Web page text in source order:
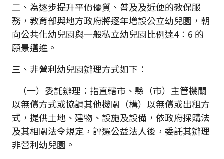
二、為逐步提升平價優質、普及及近便的教保服
務，教育部與地方政府將逐年增設公立幼兒園，朝
向公共化幼兒園與一般私立幼兒園比例達4︰6 的
願景邁進。
三、非營利幼兒園辦理方式如下：
（一）委託辦理：指直轄市、縣（市）主管機關
以無償方式或協調其他機關（構）以無償或出租方
式，提供土地、建物、設施及設備，依政府採購法
及其相關法令規定，評選公益法人後，委託其辦理
非營利幼兒園。